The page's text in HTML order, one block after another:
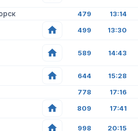
479 13:14
499 13:30
589 14:43
644 15:28
778 17:16
809 17:41
998 20:15